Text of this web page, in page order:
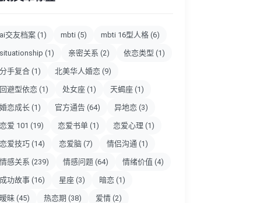
ai交友档案 (1) mbti (5) mbti 16型人格 (6)
situationship (1) 亲密关系 (2) 依恋类型 (1)
分手复合 (1) 北美华人婚恋 (9)
回避型依恋 (1) 处女座 (1) 天蝎座 (1)
婚恋成长 (1) 官方通告 (64) 异地恋 (3)
恋爱 101 (19) 恋爱书单 (1) 恋爱心理 (1)
恋爱技巧 (14) 恋爱脑 (7) 情侣沟通 (1)
情感关系 (239) 情感问题 (64) 情绪价值 (4)
成功故事 (16) 星座 (3) 暗恋 (1)
暧昧 (45) 热恋期 (38) 爱情 (2)